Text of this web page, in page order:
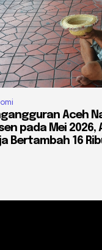
Aceh
pada Mei
Bertambah 16